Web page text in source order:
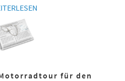
für den